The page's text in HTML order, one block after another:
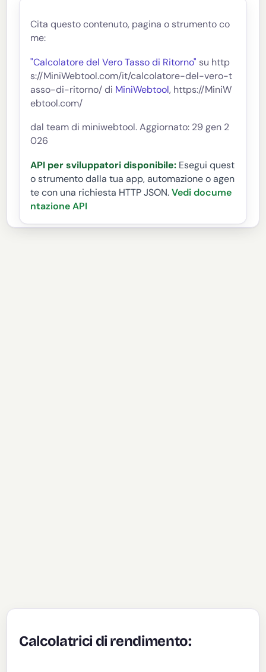
Cita questo contenuto, pagina o strumento co
me:
"Calcolatore del Vero Tasso di Ritorno" su http
s://MiniWebtool.com/it/calcolatore-del-vero-t
asso-di-ritorno/ di MiniWebtool, https://MiniW
ebtool.com/
dal team di miniwebtool. Aggiornato: 29 gen 2
026
API per sviluppatori disponibile: Esegui quest
o strumento dalla tua app, automazione o agen
te con una richiesta HTTP JSON. Vedi docume
ntazione API
Calcolatrici di rendimento: